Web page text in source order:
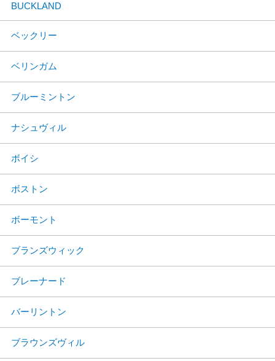
BUCKLAND
ベックリー
ベリンガム
ブルーミントン
ナシュヴィル
ボイシ
ボストン
ボーモント
ブランズウィック
ブレーナード
バーリントン
ブラウンズヴィル